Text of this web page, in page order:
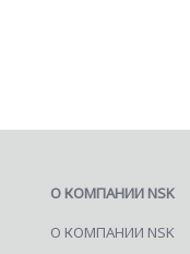
О КОМПАНИИ NSK
О КОМПАНИИ NSK